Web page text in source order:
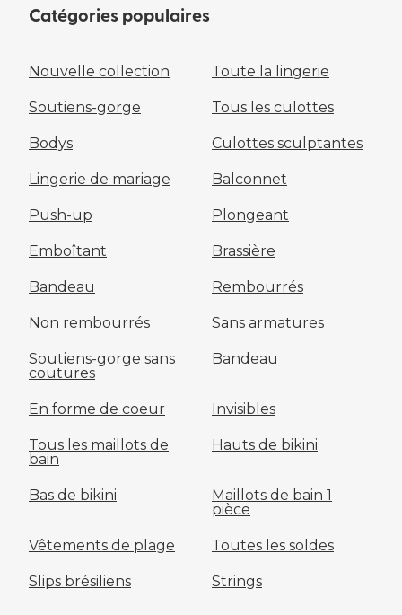
Catégories populaires
Nouvelle collection Toute la lingerie
Soutiens-gorge Tous les culottes
Bodys Culottes sculptantes
Lingerie de mariage Balconnet
Push-up Plongeant
Emboîtant Brassière
Bandeau Rembourrés
Non rembourrés Sans armatures
Soutiens-gorge sans
coutures
Bandeau
En forme de coeur Invisibles
Tous les maillots de
bain
Hauts de bikini
Bas de bikini
Maillots de bain 1
pièce
Vêtements de plage Toutes les soldes
Slips brésiliens Strings